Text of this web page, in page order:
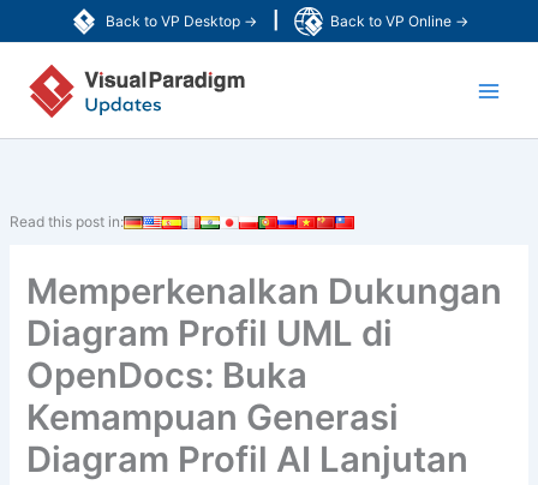
Back to VP Desktop → Back to VP Online →
ke
konten
Read this post in:
Memperkenalkan Dukungan
Diagram Profil UML di
OpenDocs: Buka
Kemampuan Generasi
Diagram Profil AI Lanjutan